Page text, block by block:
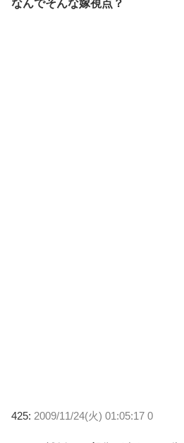
なんでそんな嫁視点？
425: 2009/11/24(火) 01:05:17 0